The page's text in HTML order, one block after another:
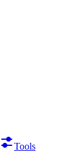
Tools